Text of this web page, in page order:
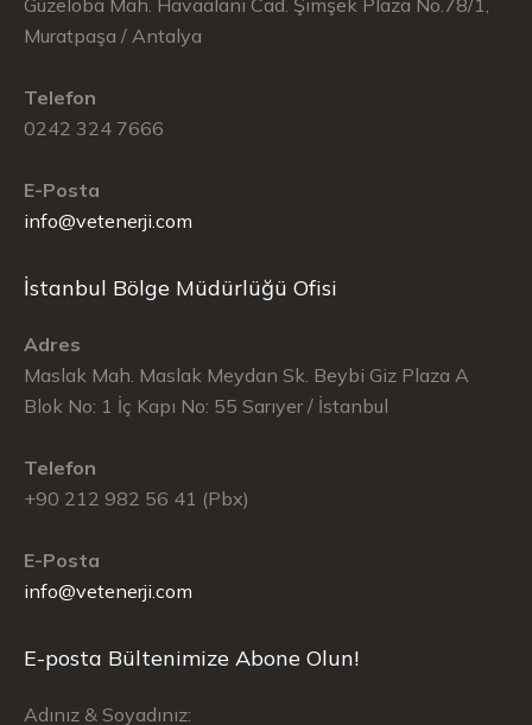
Muratpaşa / Antalya
Telefon
0242 324 7666
E-Posta
info@vetenerji.com
İstanbul Bölge Müdürlüğü Ofisi
Adres
Maslak Mah. Maslak Meydan Sk. Beybi Giz Plaza A
Blok No: 1 İç Kapı No: 55 Sarıyer / İstanbul
Telefon
+90 212 982 56 41 (Pbx)
E-Posta
info@vetenerji.com
E-posta Bültenimize Abone Olun!
Adınız & Soyadınız: